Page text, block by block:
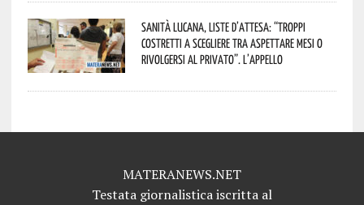
Sanità lucana, liste d’attesa: “Troppi
costretti a scegliere tra aspettare mesi o
rivolgersi al privato”. L’appello
MATERANEWS.NET
Testata giornalistica iscritta al